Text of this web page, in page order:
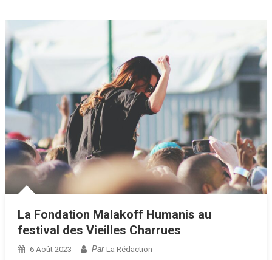
La Fondation Malakoff Humanis au
festival des Vieilles Charrues
6 Août 2023 Par La Rédaction